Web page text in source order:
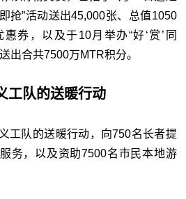
抢”活动送出45,000张、总值1050
券，以及于10月举办“好‘赏’同
出合共7500万MTR积分。
工队的送暖行动
工队的送暖行动，向750名长者提
务，以及资助7500名市民本地游